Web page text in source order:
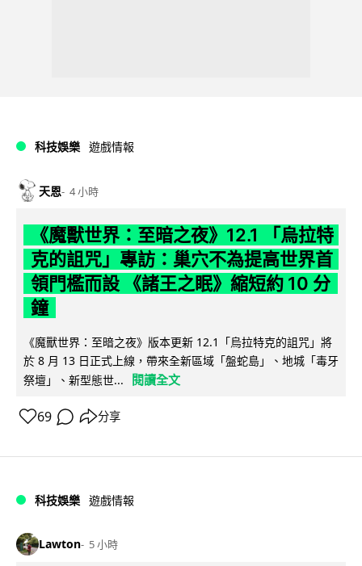
科技娛樂 遊戲情報
天恩 4 小時
《魔獸世界：至暗之夜》12.1 「烏拉特
克的詛咒」專訪：巢穴不為提高世界首
領門檻而設 《諸王之眠》縮短約 10 分
鐘
《魔獸世界：至暗之夜》版本更新 12.1「烏拉特克的詛咒」將
於 8 月 13 日正式上線，帶來全新區域「盤蛇島」、地城「毒牙
祭壇」、新型態世...
閱讀全文
69 分享
科技娛樂 遊戲情報
Lawton 5 小時